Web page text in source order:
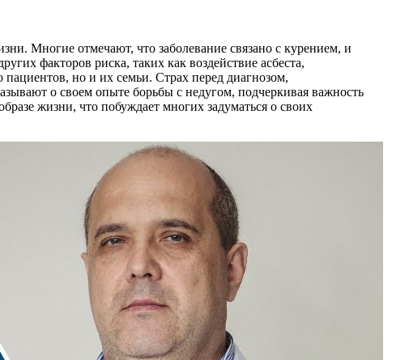
Многие отмечают, что заболевание связано с курением, и
факторов риска, таких как воздействие асбеста,
пациентов, но и их семьи. Страх перед диагнозом,
о своем опыте борьбы с недугом, подчеркивая важность
жизни, что побуждает многих задуматься о своих